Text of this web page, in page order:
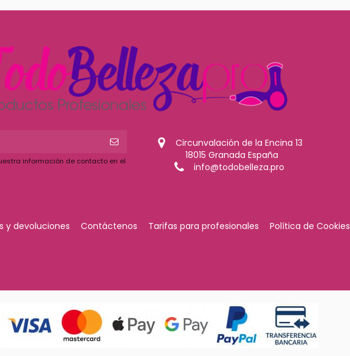
información de contacto en el
Circunvalación de la Encina 13
18015 Granada España
info@todobelleza.pro
y devoluciones Contáctenos Tarifas para profesionales Política de Cookies